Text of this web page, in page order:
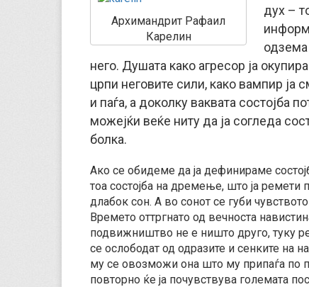
Архимандрит Рафаил
Карелин
дух –
одзема
него. Душата како агресор ја
црпи неговите сили, како вампир ја
и паѓа, а доколку ваквата состојба
можејќи веќе ниту да ја согледа
болка.
Ако се обидеме да ја дефинираме
тоа состојба на дремење, што ја
длабок сон. А во сонот се губи
Времето оттргнато од вечноста
подвижништво не е ништо друго, туку
се ослободат од одразите и сенките на
му се овозможи она што му припаѓа по
повторно ќе ја почувствува големата